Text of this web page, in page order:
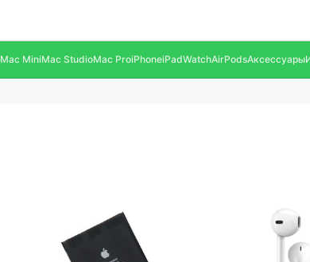
Mac MiniMac StudioMac ProiPhoneiPadWatchAirPodsАксессуары